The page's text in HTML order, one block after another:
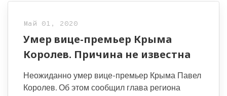
Май 01, 2020
Умер вице-премьер Крыма
Королев. Причина не известна
Неожиданно умер вице-премьер Крыма Павел
Королев. Об этом сообщил глава региона